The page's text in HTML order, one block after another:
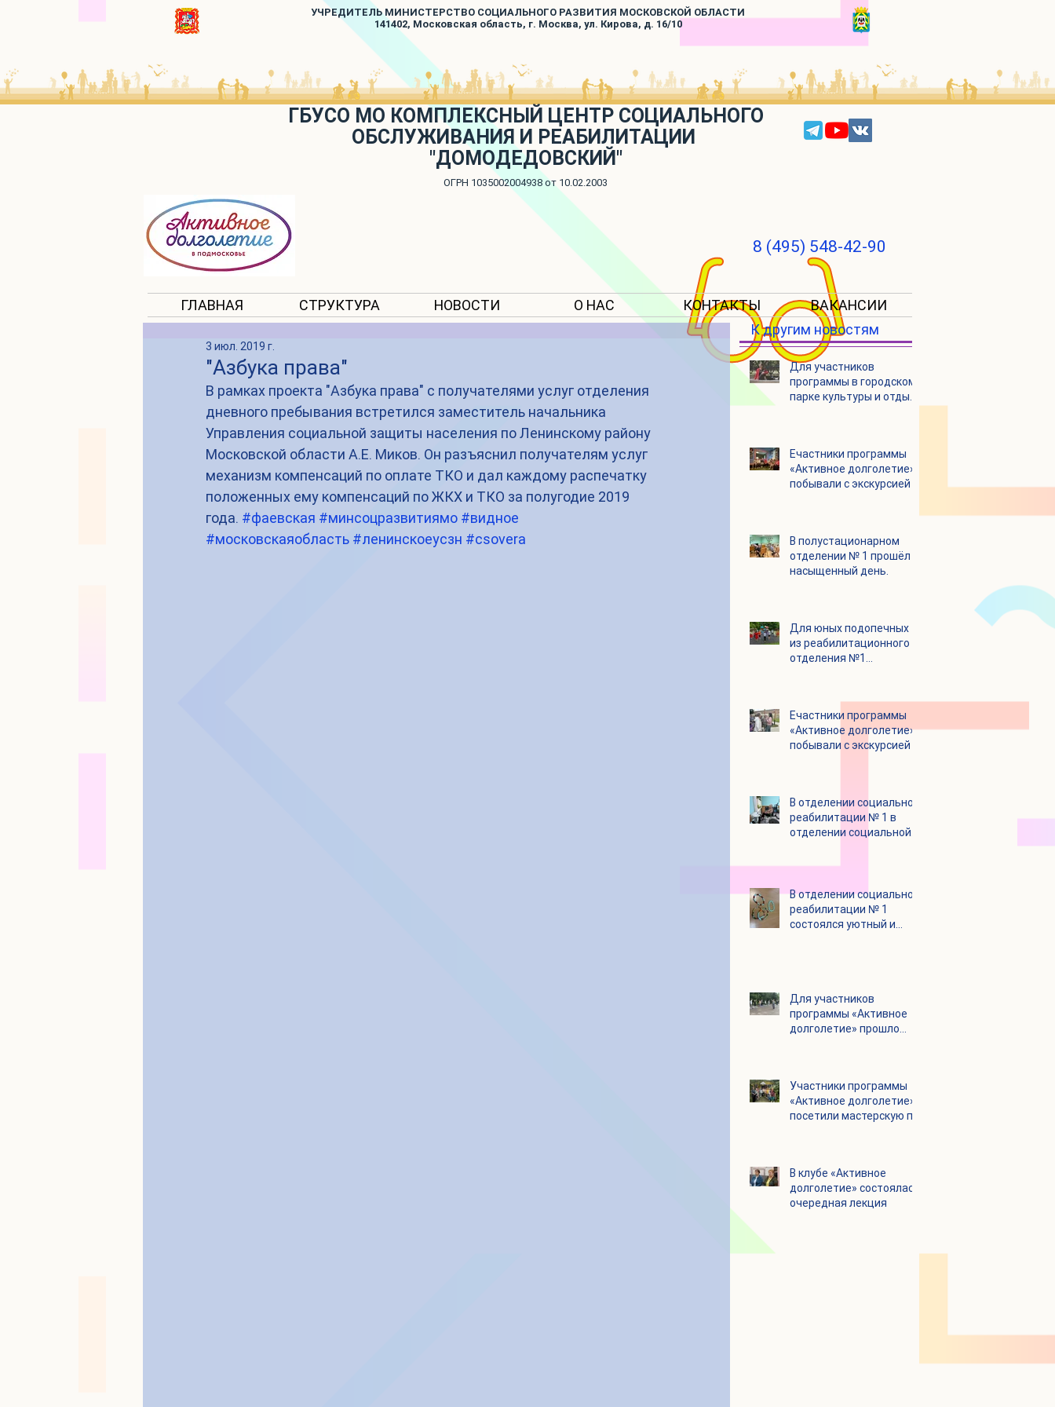
УЧРЕДИТЕЛЬ МИНИСТЕРСТВО СОЦИАЛЬНОГО РАЗВИТИЯ МОСКОВСКОЙ ОБЛАСТИ
141402, Московская область, г. Москва, ул. Кирова, д. 16/10
ГБУСО МО КОМПЛЕКСНЫЙ ЦЕНТР СОЦИАЛЬНОГО
ОБСЛУЖИВАНИЯ И РЕАБИЛИТАЦИИ
"ДОМОДЕДОВСКИЙ"
ОГРН 1035002004938 от 10.02.2003
8 (495) 548-42-90
ГЛАВНАЯ СТРУКТУРА НОВОСТИ О НАС КОНТАКТЫ ВАКАНСИИ
"Азбука права"
3 июл. 2019 г.
В рамках проекта "Азбука права" с получателями услуг отделения
дневного пребывания встретился заместитель начальника
Управления социальной защиты населения по Ленинскому району
Московской области А.Е. Миков. Он разъяснил получателям услуг
механизм компенсаций по оплате ТКО и дал каждому распечатку
положенных ему компенсаций по ЖКХ и ТКО за полугодие 2019
года. #фаевская #минсоцразвитиямо #видное
#московскаяобласть #ленинскоеусзн #csovera
К другим новостям
Для участников
программы в городском
парке культуры и отдыха
Eчастники программы
«Активное долголетие»
побывали с экскурсией в
В полустационарном
отделении № 1 прошёл
насыщенный день.
Для юных подопечных
из реабилитационного
отделения №1
Eчастники программы
«Активное долголетие»
побывали с экскурсией в
В отделении социальной
реабилитации № 1 в
отделении социальной
В отделении социальной
реабилитации № 1
состоялся уютный и
Для участников
программы «Активное
долголетие» прошло
Участники программы
«Активное долголетие»
посетили мастерскую по
В клубе «Активное
долголетие» состоялась
очередная лекция